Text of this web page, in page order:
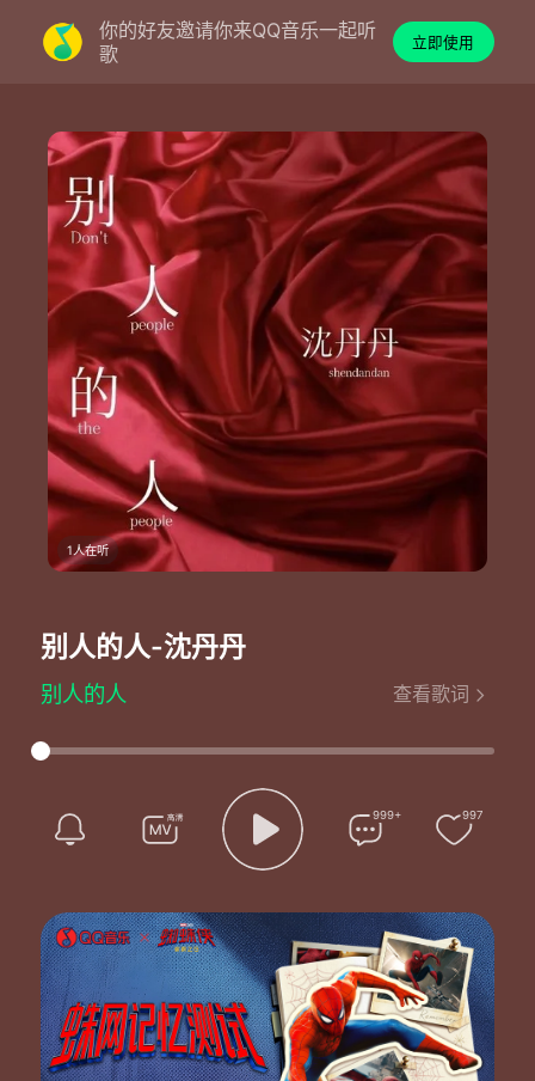
你的好友邀请你来QQ音乐一起听
歌
立即使用
1人在听
别人的人-沈丹丹
别人的人
作词：石与刚
作曲：张瀚元
若即若离的缘分
总是让我难以把握好分寸
所以一开始就很小心
忽远忽近的身影
总是让我在梦中暗自较真
怕它太热
又怕它变冷
所以到头来满是伤痕
害怕你成为别人的人
查看歌词
999+ 997